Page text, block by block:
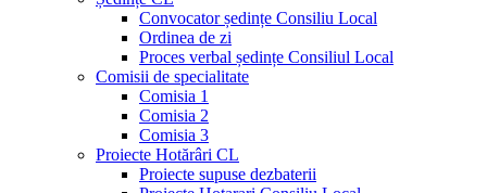
Convocator ședințe Consiliu Local
Ordinea de zi
Proces verbal ședințe Consiliul Local
Comisii de specialitate
Comisia 1
Comisia 2
Comisia 3
Proiecte Hotărâri CL
Proiecte supuse dezbaterii